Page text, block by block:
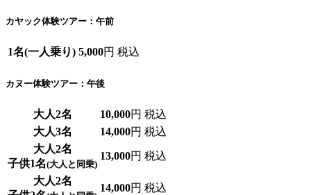
カヤック体験ツアー：午前
1名(一人乗り) 5,000円 税込
カヌー体験ツアー：午後
大人2名 10,000円 税込
大人3名
14,000円 税込
大人2名
子供1名(大人と同乗)
13,000円 税込
大人2名
14,000円 税込